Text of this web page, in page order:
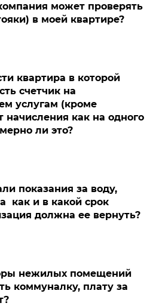
может проверять
в моей квартире?
квартира в которой
счетчик на
услугам (кроме
начисления как на одного
ли это?
показания за воду,
как и в какой срок
должна ее вернуть?
нежилых помещений
коммуналку, плату за